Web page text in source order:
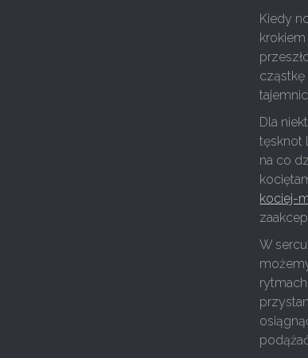
Kiedy
cząstkę
Dla
tęsknot
na co
kociej-
W